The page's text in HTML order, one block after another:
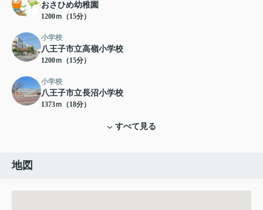
おさひめ幼稚園
1200ｍ（15分）
小学校
八王子市立高嶺小学校
1200ｍ（15分）
小学校
八王子市立長沼小学校
1373ｍ（18分）
すべて見る
地図